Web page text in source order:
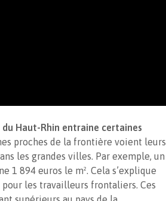
Haut-Rhin entraine certaines
proches de la frontière voient leurs
les grandes villes. Par exemple, un
1 894 euros le m². Cela s’explique
les travailleurs frontaliers. Ces